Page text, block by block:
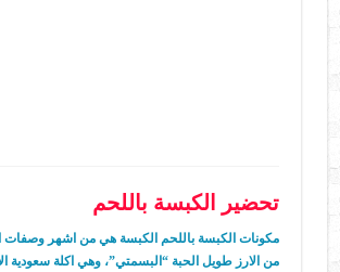
تحضير الكبسة باللحم
مكونات الكبسة باللحم الكبسة هي من اشهر وصفات
من الارز طويل الحبة “البسمتي”، وهي اكلة سعودية